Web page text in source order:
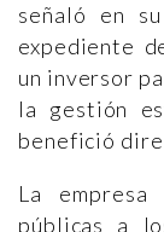
señaló en
expediente
un inversor
la gestión
benefició
La empresa
públicas a